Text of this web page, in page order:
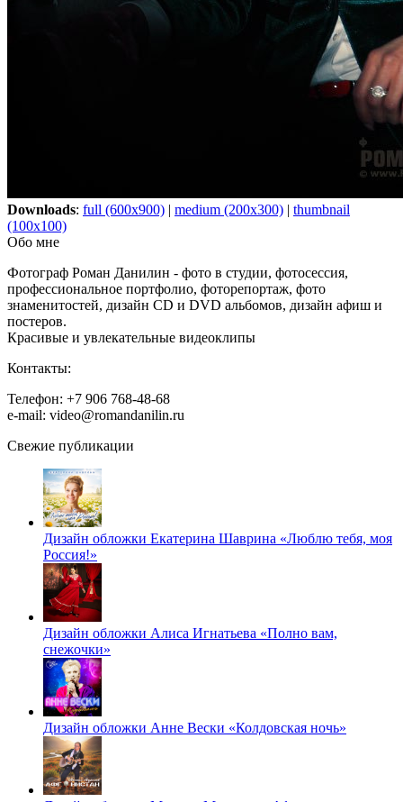
Downloads: full (600x900) | medium (200x300) | thumbnail
(100x100)
Обо мне
Фотограф Роман Данилин - фото в студии, фотосессия,
профессиональное портфолио, фоторепортаж, фото
знаменитостей, дизайн CD и DVD альбомов, дизайн афиш и
постеров.
Красивые и увлекательные видеоклипы
Контакты:
Телефон: +7 906 768-48-68
e-mail: video@romandanilin.ru
Свежие публикации
Дизайн обложки Екатерина Шаврина «Люблю тебя, моя
Россия!»
Дизайн обложки Алиса Игнатьева «Полно вам,
снежочки»
Дизайн обложки Анне Вески «Колдовская ночь»